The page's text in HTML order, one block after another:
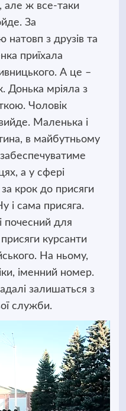
але ж все-таки
За
з друзів та
приїхала
А це –
Донька мріяла з
Чоловік
Маленька і
в майбутньому
а у сфері
за крок до присяги
і сама присяга.
почесний для
курсанти
На ньому,
іменний номер.
залишаться з
служби.